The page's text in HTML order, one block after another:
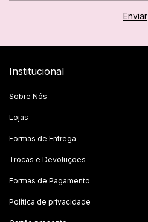
Institucional
Sobre Nós
Lojas
Formas de Entrega
Trocas e Devoluções
Formas de Pagamento
Política de privacidade